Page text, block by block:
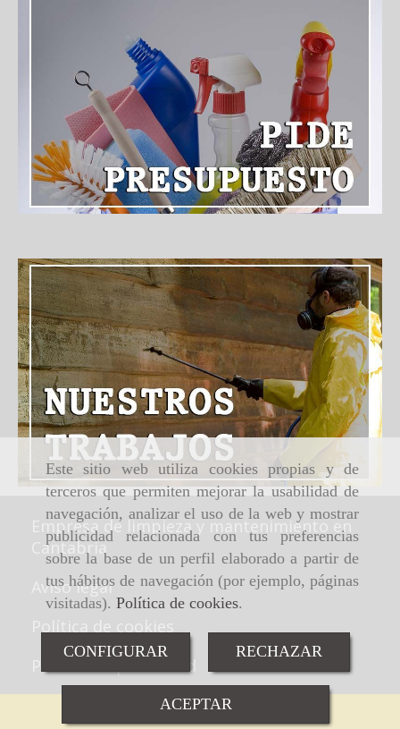
Este sitio web utiliza cookies propias y de
terceros que permiten mejorar la usabilidad de
navegación, analizar el uso de la web y mostrar
publicidad relacionada con tus preferencias
sobre la base de un perfil elaborado a partir de
tus hábitos de navegación (por ejemplo, páginas
visitadas). Política de cookies.
CONFIGURAR RECHAZAR
ACEPTAR
Empresa de limpieza y mantenimiento en
Cantabria
Aviso legal
Política de cookies
Política de privacidad
651 807 255